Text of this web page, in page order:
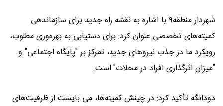
شهردار منطقه۹ با اشاره به نقشه راه جدید برای سازماندهی
کمیته‌های تخصصی عنوان کرد: برای دستیابی به بهره‌وری مطلوب،
رویکرد ما در جذب نیروهای جدید، تمرکز بر "پایگاه اجتماعی" و
"میزان اثرگذاری افراد در محلات" است.
دودانگه تأکید کرد: در چینش کمیته‌ها، می بایست از ظرفیت‌های